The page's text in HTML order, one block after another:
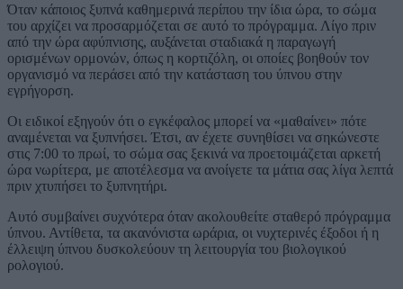
Όταν κάποιος ξυπνά καθημερινά περίπου την ίδια ώρα, το σώμα
του αρχίζει να προσαρμόζεται σε αυτό το πρόγραμμα. Λίγο πριν
από την ώρα αφύπνισης, αυξάνεται σταδιακά η παραγωγή
ορισμένων ορμονών, όπως η κορτιζόλη, οι οποίες βοηθούν τον
οργανισμό να περάσει από την κατάσταση του ύπνου στην
εγρήγορση.
Οι ειδικοί εξηγούν ότι ο εγκέφαλος μπορεί να «μαθαίνει» πότε
αναμένεται να ξυπνήσει. Έτσι, αν έχετε συνηθίσει να σηκώνεστε
στις 7:00 το πρωί, το σώμα σας ξεκινά να προετοιμάζεται αρκετή
ώρα νωρίτερα, με αποτέλεσμα να ανοίγετε τα μάτια σας λίγα λεπτά
πριν χτυπήσει το ξυπνητήρι.
Αυτό συμβαίνει συχνότερα όταν ακολουθείτε σταθερό πρόγραμμα
ύπνου. Αντίθετα, τα ακανόνιστα ωράρια, οι νυχτερινές έξοδοι ή η
έλλειψη ύπνου δυσκολεύουν τη λειτουργία του βιολογικού
ρολογιού.